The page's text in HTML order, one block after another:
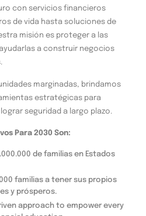
con servicios financieros
de vida hasta soluciones de
misión es proteger a las
a construir negocios
marginadas, brindamos
estratégicas para
seguridad a largo plazo.
Para 2030 Son:
de familias en Estados
familias a tener sus propios
y prósperos.
approach to empower every